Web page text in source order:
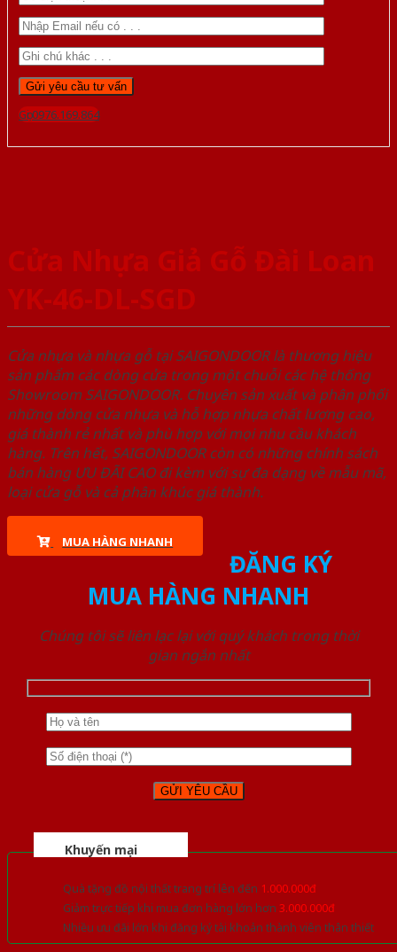
Gọi 0976.169.864
Cửa Nhựa Giả Gỗ Đài Loan
YK-46-DL-SGD
Cửa nhựa và nhựa gỗ tại SAIGONDOOR là thương hiệu
sản phẩm các dòng cửa trong một chuỗi các hệ thống
Showroom SAIGONDOOR. Chuyên sản xuất và phân phối
những dòng cửa nhựa và hỗ hợp nhựa chất lượng cao,
giá thành rẻ nhất và phù hợp với mọi nhu cầu khách
hàng. Trên hết, SAIGONDOOR còn có những chính sách
bán hàng ƯU ĐÃI CAO đi kèm với sự đa dạng về mẫu mã,
loại cửa gỗ và cả phân khúc giá thành.
MUA HÀNG NHANH
ĐĂNG KÝ
MUA HÀNG NHANH
Chúng tôi sẽ liên lạc lại với quý khách trong thời
gian ngắn nhất
Khuyến mại
Quà tặng đồ nội thất trang trí lên đến 1.000.000đ
Giảm trực tiếp khi mua đơn hàng lớn hơn 3.000.000đ
Nhiều ưu đãi lớn khi đăng ký tài khoản thành viên thân thiết